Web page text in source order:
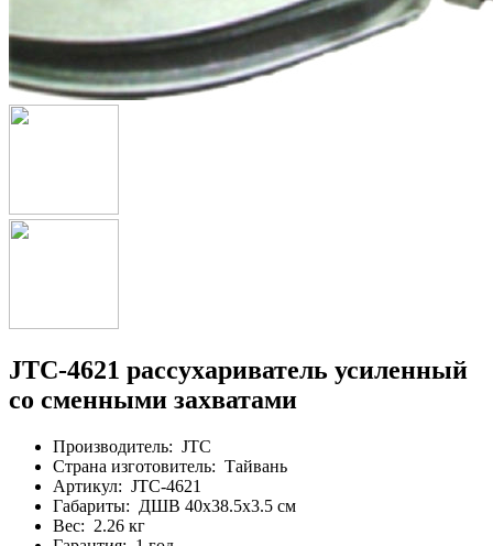
JTC-4621 рассухариватель усиленный
со сменными захватами
Производитель: JTC
Страна изготовитель: Тайвань
Артикул: JTC-4621
Габариты: ДШВ 40х38.5х3.5 см
Вес: 2.26 кг